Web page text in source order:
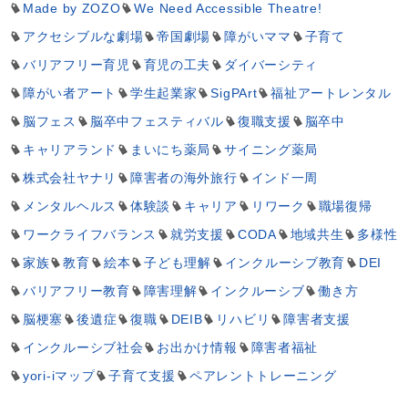
Made by ZOZO
We Need Accessible Theatre!
アクセシブルな劇場
帝国劇場 障がいママ
子育て
バリアフリー育児
育児の工夫
ダイバーシティ
障がい者アート
学生起業家 SigPArt
福祉アートレンタル
脳フェス
脳卒中フェスティバル 復職支援
脳卒中
キャリアランド
まいにち薬局
サイニング薬局
株式会社ヤナリ
障害者の海外旅行
インド一周
メンタルヘルス
体験談 キャリア リワーク
職場復帰
ワークライフバランス
就労支援 CODA 地域共生
多様性
家族
教育 絵本 子ども理解 インクルーシブ教育
DEI
バリアフリー教育
障害理解 インクルーシブ
働き方
脳梗塞
後遺症 復職 DEIB リハビリ
障害者支援
インクルーシブ社会
お出かけ情報
障害者福祉
yori-iマップ
子育て支援
ペアレントトレーニング